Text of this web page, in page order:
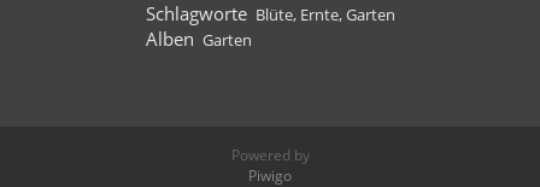
Schlagworte Blüte, Ernte,Garten
Alben Garten
Powered by
Piwigo